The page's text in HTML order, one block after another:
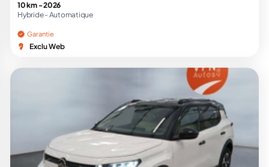
10 km -2026
Hybride - Automatique
Garantie
Exclu Web